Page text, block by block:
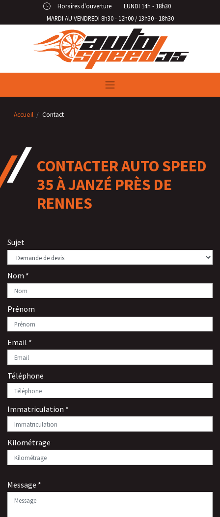
Horaires d'ouverture
LUNDI 14h - 18h30
MARDI AU VENDREDI 8h30 - 12h00 / 13h30 - 18h30
Accueil Contact
CONTACTER AUTO SPEED
35 À JANZÉ PRÈS DE
RENNES
Sujet
Nom *
Prénom
Email *
Téléphone
Immatriculation *
Kilométrage
Message *
Panneau de gestion des cookies